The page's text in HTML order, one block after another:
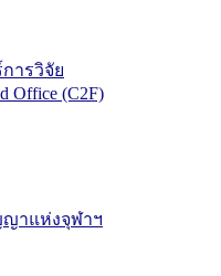
ารวิจัย
Office (C2F)
าแห่งจุฬาฯ